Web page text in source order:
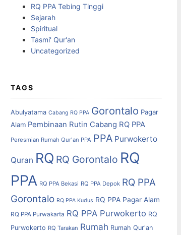
RQ PPA Tebing Tinggi
Sejarah
Spiritual
Tasmi' Qur'an
Uncategorized
TAGS
Abulyatama Cabang RQ PPA Gorontalo Pagar
Alam Pembinaan Rutin Cabang RQ PPA
Peresmian Rumah Qur'an PPA PPA Purwokerto
Quran RQ RQ Gorontalo RQ
PPA RQ PPA Bekasi RQ PPA Depok RQ PPA
Gorontalo RQ PPA Kudus RQ PPA Pagar Alam
RQ PPA Purwakarta RQ PPA Purwokerto RQ
Purwokerto RQ Tarakan Rumah Rumah Qur'an